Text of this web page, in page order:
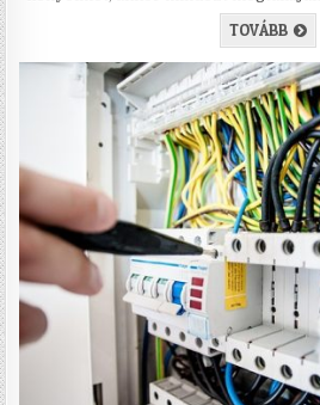
TOVÁBB